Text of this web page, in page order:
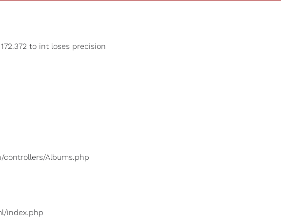
to int loses precision
Albums.php
index.php
Playlists